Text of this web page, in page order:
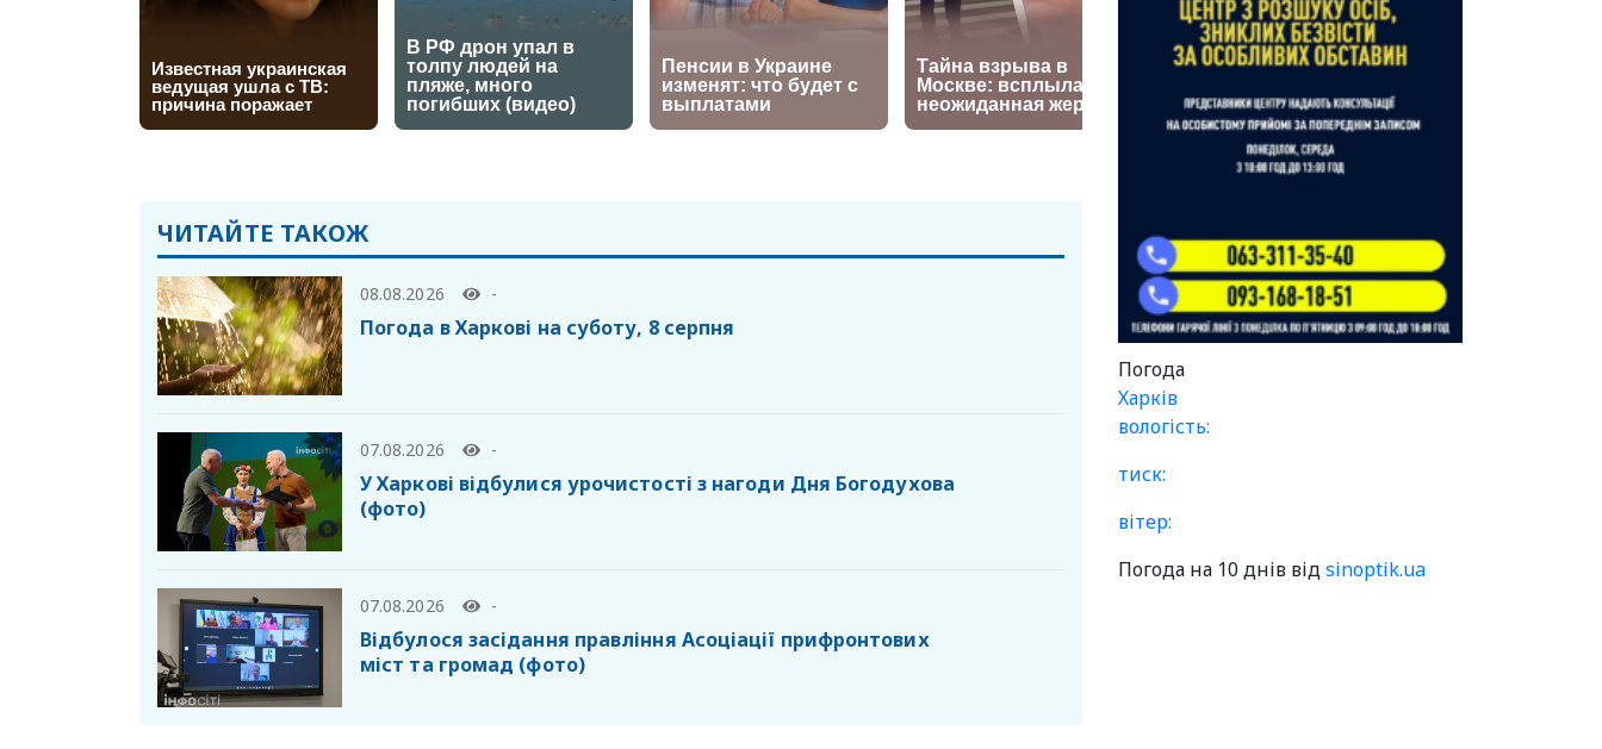
ЧИТАЙТЕ ТАКОЖ
08.08.2026 -
Погода в Харкові на суботу, 8 серпня
07.08.2026 -
У Харкові відбулися урочистості з нагоди Дня Богодухова
(фото)
07.08.2026 -
Відбулося засідання правління Асоціації прифронтових
міст та громад (фото)
Погода
Харків
вологість:
тиск:
вітер:
Погода на 10 днів відsinoptik.ua